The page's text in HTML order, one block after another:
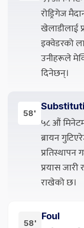
रोड्रिगेज
खेलाडीलाई
इक्वेडरको
उनीहरूले
दिनेछन्।
58'
५८ औं
ब्रायन
प्रतिस्थापन
प्रयास
राखेको छ।
58'
Foul